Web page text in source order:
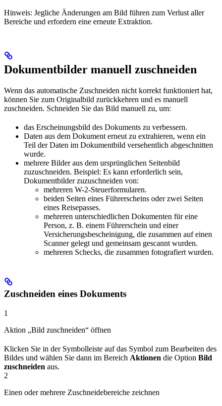
Hinweis: Jegliche Änderungen am Bild führen zum Verlust aller
Bereiche und erfordern eine erneute Extraktion.
Dokumentbilder manuell zuschneiden
Wenn das automatische Zuschneiden nicht korrekt funktioniert hat,
können Sie zum Originalbild zurückkehren und es manuell
zuschneiden. Schneiden Sie das Bild manuell zu, um:
das Erscheinungsbild des Dokuments zu verbessern.
Daten aus dem Dokument erneut zu extrahieren, wenn ein
Teil der Daten im Dokumentbild versehentlich abgeschnitten
wurde.
mehrere Bilder aus dem ursprünglichen Seitenbild
zuzuschneiden. Beispiel: Es kann erforderlich sein,
Dokumentbilder zuzuschneiden von:
mehreren W-2-Steuerformularen.
beiden Seiten eines Führerscheins oder zwei Seiten
eines Reisepasses.
mehreren unterschiedlichen Dokumenten für eine
Person, z. B. einem Führerschein und einer
Versicherungsbescheinigung, die zusammen auf einen
Scanner gelegt und gemeinsam gescannt wurden.
mehreren Schecks, die zusammen fotografiert wurden.
Zuschneiden eines Dokuments
1
Aktion „Bild zuschneiden“ öffnen
Klicken Sie in der Symbolleiste auf das Symbol zum Bearbeiten des
Bildes und wählen Sie dann im Bereich Aktionen die Option Bild
zuschneiden aus.
2
Einen oder mehrere Zuschneidebereiche zeichnen